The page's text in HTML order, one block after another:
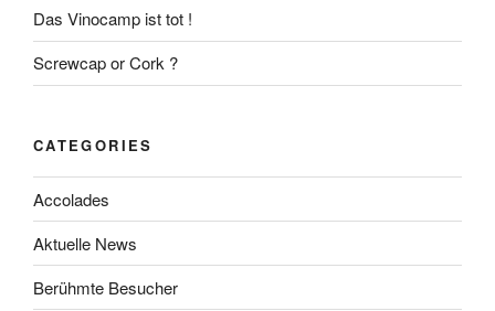
Das Vinocamp ist tot !
Screwcap or Cork ?
CATEGORIES
Accolades
Aktuelle News
Berühmte Besucher